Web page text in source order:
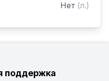
Нет (л.)
поддержка